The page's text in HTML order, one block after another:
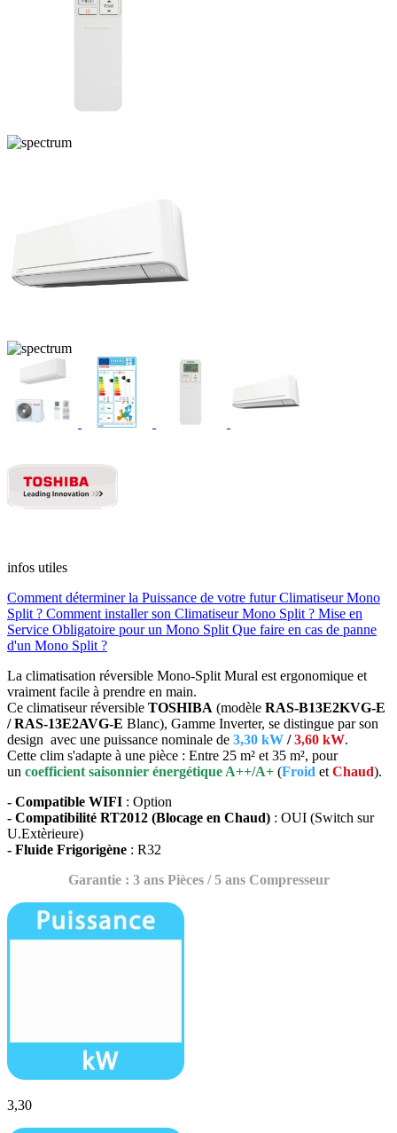
infos utiles
Comment déterminer la Puissance de votre futur Climatiseur Mono
Split ? Comment installer son Climatiseur Mono Split ? Mise en
Service Obligatoire pour un Mono Split Que faire en cas de panne
d'un Mono Split ?
La climatisation réversible Mono-Split Mural est ergonomique et
vraiment facile à prendre en main.
Ce climatiseur réversible TOSHIBA (modèle RAS-B13E2KVG-E
/ RAS-13E2AVG-E Blanc), Gamme Inverter, se distingue par son
design avec une puissance nominale de 3,30 kW /3,60 kW.
Cette clim s'adapte à une pièce : Entre 25 m² et 35 m², pour
un coefficient saisonnier énergétique A++/A+ (Froid et Chaud).
- Compatible WIFI : Option
- Compatibilité RT2012 (Blocage en Chaud) : OUI (Switch sur
U.Extèrieure)
- Fluide Frigorigène : R32
Garantie : 3 ans Pièces / 5 ans Compresseur
3,30